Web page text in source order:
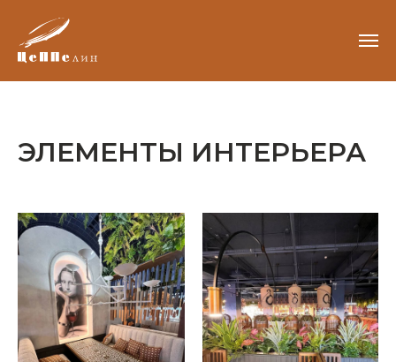
ЭЛЕМЕНТЫ ИНТЕРЬЕРА